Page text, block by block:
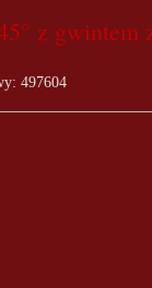
z gwintem
497604